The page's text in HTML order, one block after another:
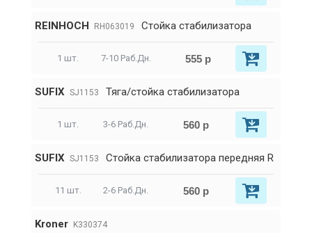
REINHOCH RH063019 Стойка стабилизатора
1 шт. 7-10 Раб.Дн. 555 р
SUFIX SJ1153 Тяга/стойка стабилизатора
1 шт. 3-6 Раб.Дн. 560 р
SUFIX SJ1153 Стойка стабилизатора передняя R
11 шт. 2-6 Раб.Дн. 560 р
Kroner K330374